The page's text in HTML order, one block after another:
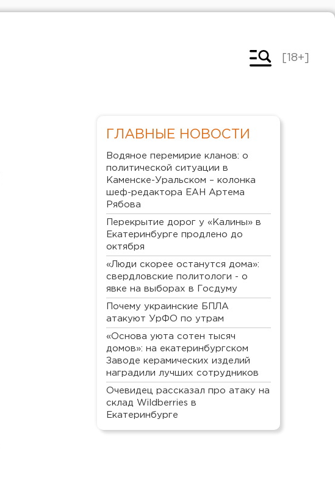
[18+]
ГЛАВНЫЕ НОВОСТИ
Водяное перемирие кланов: о
политической ситуации в
Каменске-Уральском – колонка
шеф-редактора ЕАН Артема
Рябова
Перекрытие дорог у «Калины» в
Екатеринбурге продлено до
октября
«Люди скорее останутся дома»:
свердловские политологи - о
явке на выборах в Госдуму
Почему украинские БПЛА
атакуют УрФО по утрам
«Основа уюта сотен тысяч
домов»: на екатеринбургском
Заводе керамических изделий
наградили лучших сотрудников
Очевидец рассказал про атаку на
склад Wildberries в
Екатеринбурге